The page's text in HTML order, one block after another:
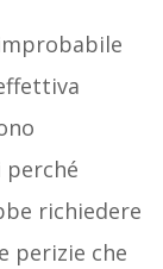
richiedere
perizie che